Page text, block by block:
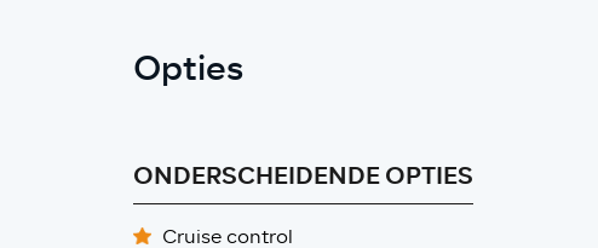
Opties
ONDERSCHEIDENDE OPTIES
Cruise control